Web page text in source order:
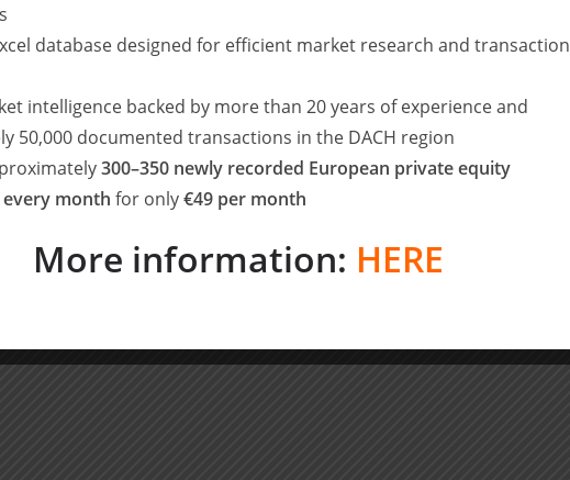
database designed for efficient market research and transaction
intelligence backed by more than 20 years of experience and
50,000 documented transactions in the DACH region
300–350 newly recorded European private equity
month for only€49 per month
More information: HERE